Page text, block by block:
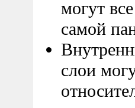
могут
самой
слои